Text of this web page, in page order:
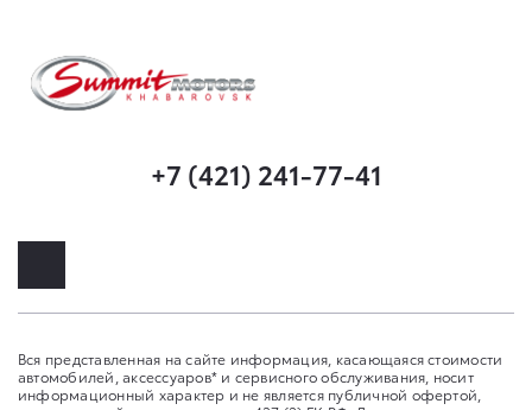
+7 (421) 241-77-41
Вся представленная на сайте информация, касающаяся стоимости
автомобилей, аксессуаров* и сервисного обслуживания, носит
информационный характер и не является публичной офертой,